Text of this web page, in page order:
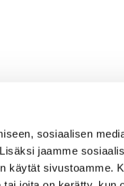
sosiaalisen
jaamme
käytät sivustoamme.